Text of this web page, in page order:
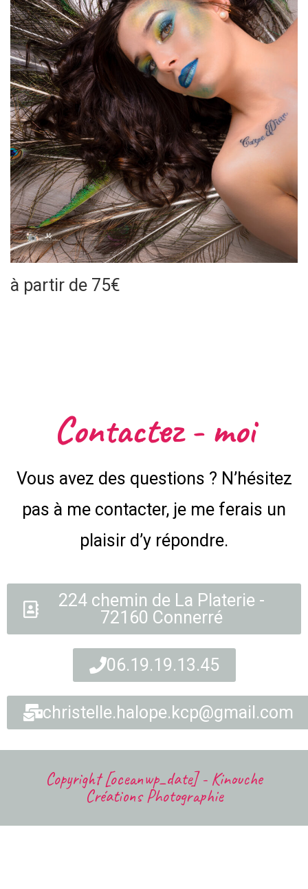
à partir de 75€
Contactez - moi
Vous avez des questions ? N’hésitez
pas à me contacter, je me ferais un
plaisir d’y répondre.
224 chemin de La Platerie -
72160 Connerré
06.19.19.13.45
christelle.halope.kcp@gmail.com
Copyright [oceanwp_date] - Kinouche
Créations Photographie